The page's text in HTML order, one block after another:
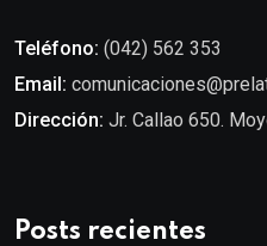
Teléfono: (042) 562 353
Email:
Dirección: Jr. Callao 650.
Posts recientes